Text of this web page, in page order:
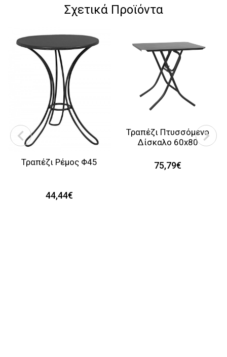
Σχετικά Προϊόντα
Τραπέζι Ρέμος Φ45
44,44€
Τραπέζι Πτυσσόμενο
Δίσκαλο 60x80
75,79€